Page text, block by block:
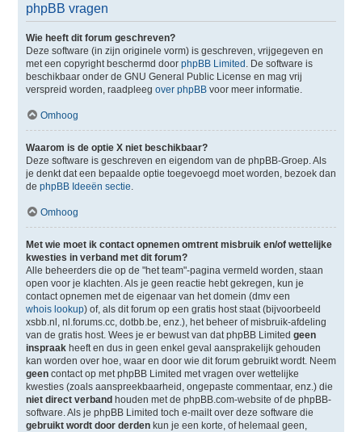
phpBB vragen
Wie heeft dit forum geschreven?
Deze software (in zijn originele vorm) is geschreven, vrijgegeven en
met een copyright beschermd door phpBB Limited . De software is
beschikbaar onder de GNU General Public License en mag vrij
verspreid worden, raadpleeg over phpBBvoor meer informatie.
Omhoog
Waarom is de optie X niet beschikbaar?
Deze software is geschreven en eigendom van de phpBB-Groep. Als
je denkt dat een bepaalde optie toegevoegd moet worden, bezoek dan
de phpBB Ideeën sectie.
Omhoog
Met wie moet ik contact opnemen omtrent misbruik en/of wettelijke
kwesties in verband met dit forum?
Alle beheerders die op de "het team"-pagina vermeld worden, staan
open voor je klachten. Als je geen reactie hebt gekregen, kun je
contact opnemen met de eigenaar van het domein (dmv een
whois lookup) of, als dit forum op een gratis host staat (bijvoorbeeld
xsbb.nl, nl.forums.cc, dotbb.be, enz.), het beheer of misbruik-afdeling
van de gratis host. Wees je er bewust van dat phpBB Limited geen
inspraakheeft en dus in geen enkel geval aansprakelijk gehouden
kan worden over hoe, waar en door wie dit forum gebruikt wordt. Neem
geencontact op met phpBB Limited met vragen over wettelijke
kwesties (zoals aanspreekbaarheid, ongepaste commentaar, enz.) die
niet direct verband houden met de phpBB.com-website of de phpBB-
software. Als je phpBB Limited toch e-mailt over deze software die
gebruikt wordt door derdenkun je een korte, of helemaal geen,